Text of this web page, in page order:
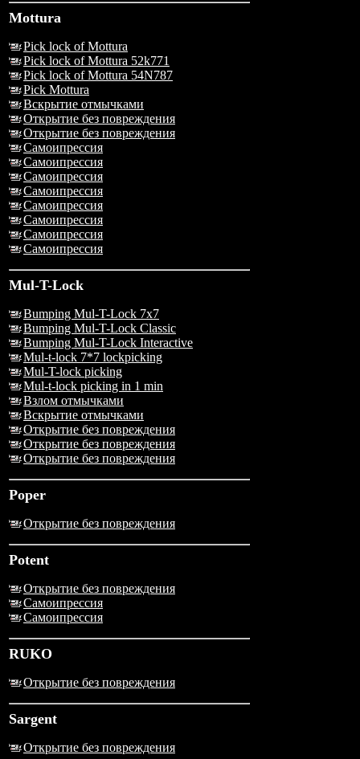
Mottura
Pick lock of Mottura
Pick lock of Mottura 52k771
Pick lock of Mottura 54N787
Pick Mottura
Вскрытие отмычками
Открытие без повреждения
Открытие без повреждения
Самоипрессия
Самоипрессия
Самоипрессия
Самоипрессия
Самоипрессия
Самоипрессия
Самоипрессия
Самоипрессия
Mul-T-Lock
Bumping Mul-T-Lock 7x7
Bumping Mul-T-Lock Classic
Bumping Mul-T-Lock Interactive
Mul-t-lock 7*7 lockpicking
Mul-T-lock picking
Mul-t-lock picking in 1 min
Взлом отмычками
Вскрытие отмычками
Открытие без повреждения
Открытие без повреждения
Открытие без повреждения
Poper
Открытие без повреждения
Potent
Открытие без повреждения
Самоипрессия
Самоипрессия
RUKO
Открытие без повреждения
Sargent
Открытие без повреждения